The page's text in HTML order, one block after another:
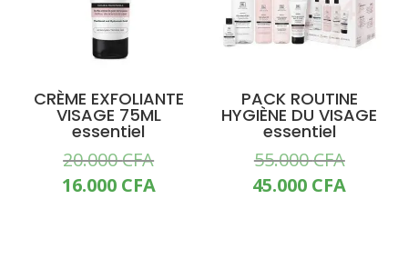
CRÈME EXFOLIANTE
VISAGE 75ML
essentiel
20.000CFALe
prix
16.000 CFALe
PACK ROUTINE
HYGIÈNE DU VISAGE
essentiel
55.000CFALe
prix
45.000 CFALe